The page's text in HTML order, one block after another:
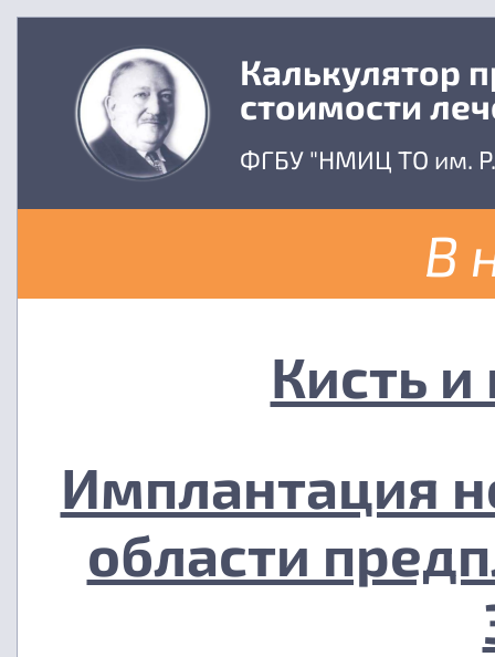
Калькулятор
стоимости
ФГБУ "НМИЦ ТО им.
В
Кисть
Имплантация
области